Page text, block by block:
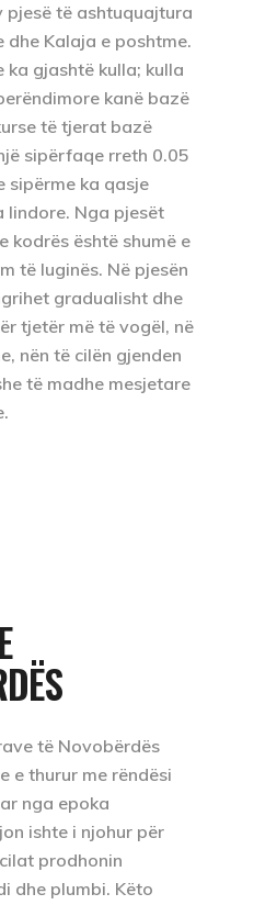
pjesë të ashtuquajtura
dhe Kalaja e poshtme.
ka gjashtë kulla; kulla
kanë bazë
të tjerat bazë
sipërfaqe rreth 0.05
sipërme ka qasje
lindore. Nga pjesët
kodrës është shumë e
të luginës. Në pjesën
gradualisht dhe
tjetër më të vogël, në
nën të cilën gjenden
të madhe mesjetare
të Novobërdës
e thurur me rëndësi
nga epoka
ishte i njohur për
prodhonin
dhe plumbi. Këto